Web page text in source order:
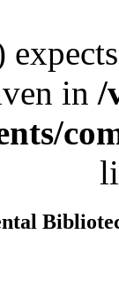
in /